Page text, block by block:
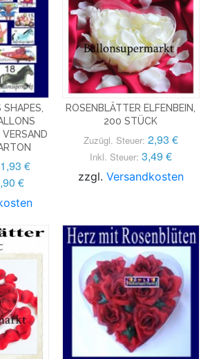
SHAPES,
I
I
€
€
ROSENBLÄTTER ELFENBEIN,
200 STÜCK
Zuzügl. Steuer: 2,93 €
Inkl. Steuer: 3,49 €
zzgl. Versandkosten